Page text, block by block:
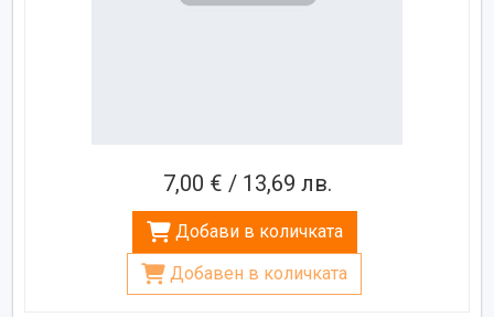
7,00 € / 13,69 лв.
Добави в количката
Добавен в количката